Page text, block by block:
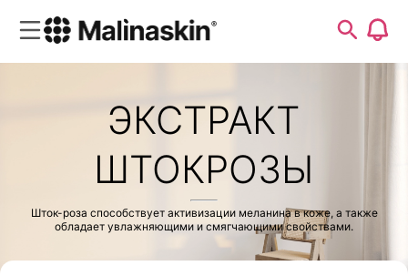
ЭКСТРАКТ
ШТОКРОЗЫ
Шток-роза способствует активизации меланина в коже, а также
обладает увлажняющими и смягчающими свойствами.